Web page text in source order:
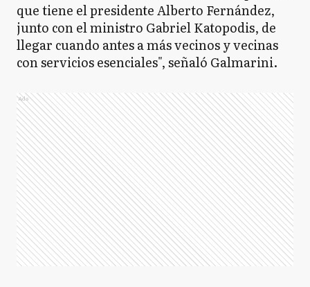
que tiene el presidente Alberto Fernández,
junto con el ministro Gabriel Katopodis, de
llegar cuando antes a más vecinos y vecinas
con servicios esenciales", señaló Galmarini.
Ads